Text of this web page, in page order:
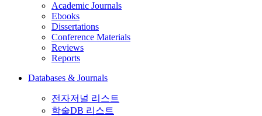
Academic Journals
Ebooks
Dissertations
Conference Materials
Reviews
Reports
Databases & Journals
전자저널 리스트
학술DB 리스트